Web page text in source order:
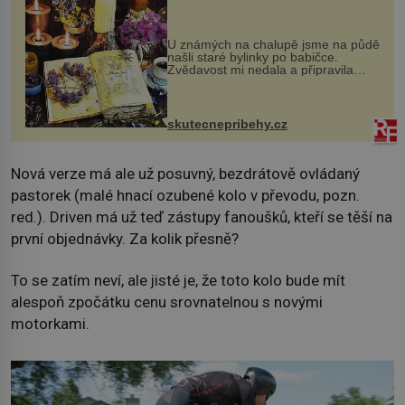
U známých na chalupě jsme na půdě
našli staré bylinky po babičce.
Zvědavost mi nedala a připravila
jsem si z nich lektvar… Zimní pobyt
na chalupě se pro mě vlastní vinou
změnil v děsivý zážitek, na kt...
skutecnepribehy.cz
Nová verze má ale už posuvný, bezdrátově ovládaný
pastorek (malé hnací ozubené kolo v převodu, pozn.
red.). Driven má už teď zástupy fanoušků, kteří se těší na
první objednávky. Za kolik přesně?
To se zatím neví, ale jisté je, že toto kolo bude mít
alespoň zpočátku cenu srovnatelnou s novými
motorkami.